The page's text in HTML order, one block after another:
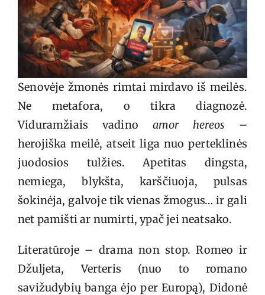
Senovėje žmonės rimtai mirdavo iš meilės.
Ne metafora, o tikra diagnozė.
Viduramžiais vadino amor hereos –
herojiška meilė, atseit liga nuo perteklinės
juodosios tulžies. Apetitas dingsta,
nemiega, blykšta, karščiuoja, pulsas
šokinėja, galvoje tik vienas žmogus… ir gali
net pamišti ar numirti, ypač jei neatsako.
Literatūroje – drama non stop. Romeo ir
Džuljeta, Verteris (nuo to romano
savižudybių banga ėjo per Europą), Didonė